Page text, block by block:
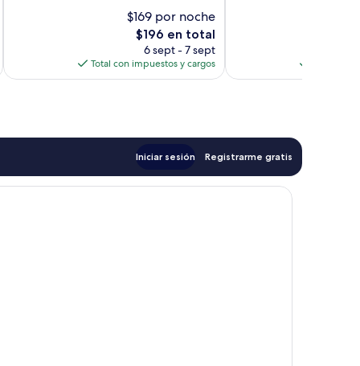
$169 por noche
El
precio
actual
es
$196 en total
6 sept - 7 sept
Total con impuestos y cargos
Iniciar sesión Registrarme gratis